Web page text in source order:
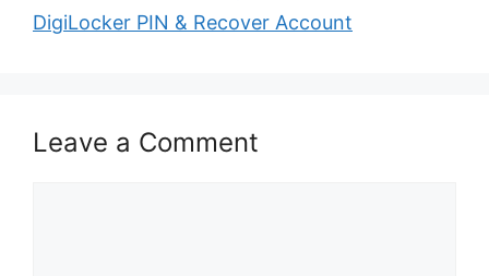
DigiLocker PIN & Recover Account
Leave a Comment